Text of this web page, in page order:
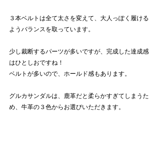
３本ベルトは全て太さを変えて、大人っぽく履ける
ようバランスを取っています。
少し裁断するパーツが多いですが、完成した達成感
はひとしおですね！
ベルトが多いので、ホールド感もあります。
グルカサンダルは、鹿革だと柔らかすぎてしまうた
め、牛革の３色からお選びいただきます。